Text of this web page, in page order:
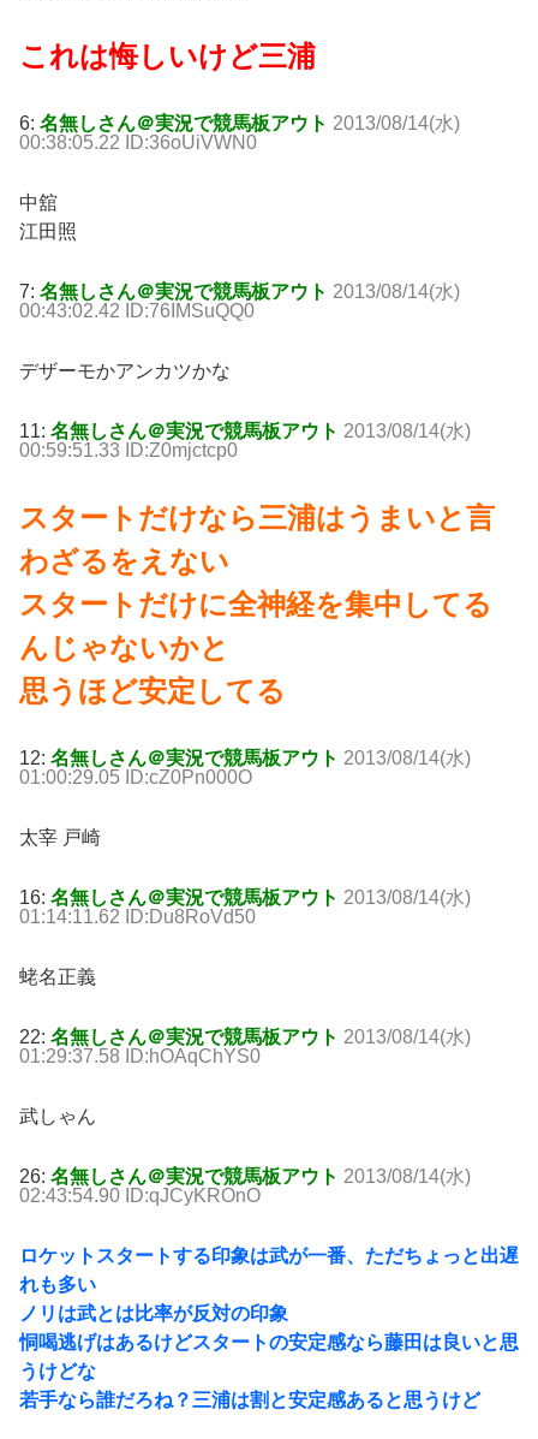
これは悔しいけど三浦
6: 名無しさん＠実況で競馬板アウト 2013/08/14(水)
00:38:05.22 ID:36oUiVWN0
中舘
江田照
7: 名無しさん＠実況で競馬板アウト 2013/08/14(水)
00:43:02.42 ID:76IMSuQQ0
デザーモかアンカツかな
11: 名無しさん＠実況で競馬板アウト 2013/08/14(水)
00:59:51.33 ID:Z0mjctcp0
スタートだけなら三浦はうまいと言
わざるをえない
スタートだけに全神経を集中してる
んじゃないかと
思うほど安定してる
12: 名無しさん＠実況で競馬板アウト 2013/08/14(水)
01:00:29.05 ID:cZ0Pn000O
太宰 戸崎
16: 名無しさん＠実況で競馬板アウト 2013/08/14(水)
01:14:11.62 ID:Du8RoVd50
蛯名正義
22: 名無しさん＠実況で競馬板アウト 2013/08/14(水)
01:29:37.58 ID:hOAqChYS0
武しゃん
26: 名無しさん＠実況で競馬板アウト 2013/08/14(水)
02:43:54.90 ID:qJCyKROnO
ロケットスタートする印象は武が一番、ただちょっと出遅
れも多い
ノリは武とは比率が反対の印象
恫喝逃げはあるけどスタートの安定感なら藤田は良いと思
うけどな
若手なら誰だろね？三浦は割と安定感あると思うけど